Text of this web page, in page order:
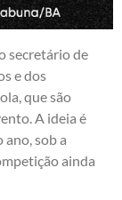
secretário de
e dos
que são
A ideia é
sob a
ainda